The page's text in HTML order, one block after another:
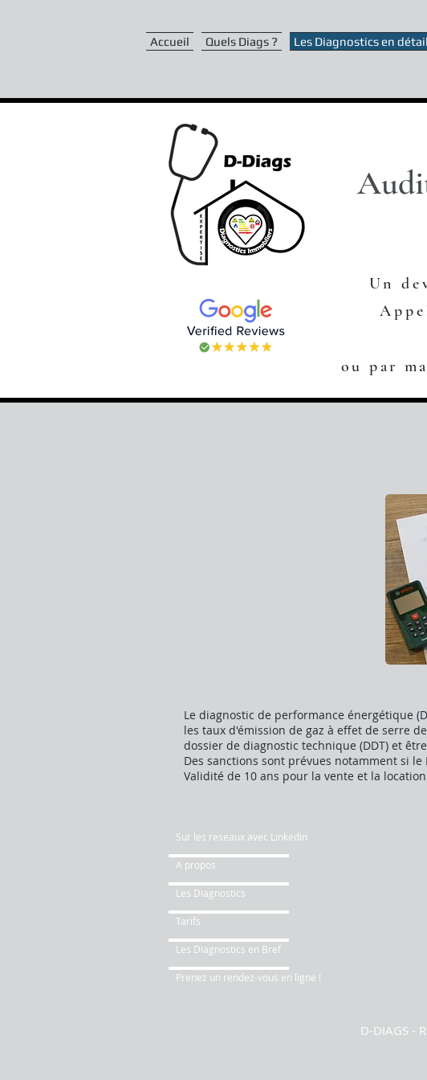
Accueil Quels Diags ? Les Diagnostics en détail
Un
ou par
Le diagnostic de performance énergétique
les taux d'émission de gaz à effet de serre
dossier de diagnostic technique (DDT) et
Des sanctions sont prévues notamment si
Validité de 10 ans pour la vente et la
Sur les reseaux avec Linkedin
A propos
Les Diagnostics
Tarifs
Les Diagnostics en Bref
Prenez un rendez-vous en ligne !
D-DIAGS -